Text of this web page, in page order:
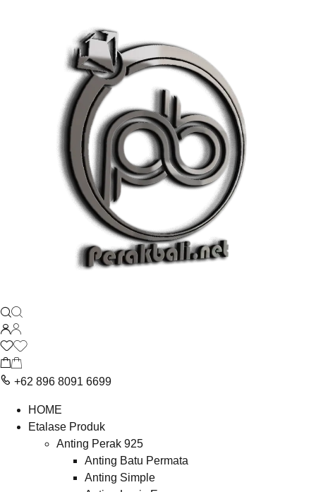
+62 896 8091 6699
HOME
Etalase Produk
Anting Perak 925
Anting Batu Permata
Anting Simple